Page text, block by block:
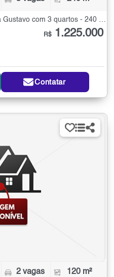
Sala Comercial à Venda na Vila Gustavo com 3 quartos - 240 m²
R$ 1.225.000
Contatar
2 vagas 120 m²